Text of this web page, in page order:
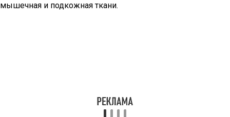
мышечная и подкожная ткани.